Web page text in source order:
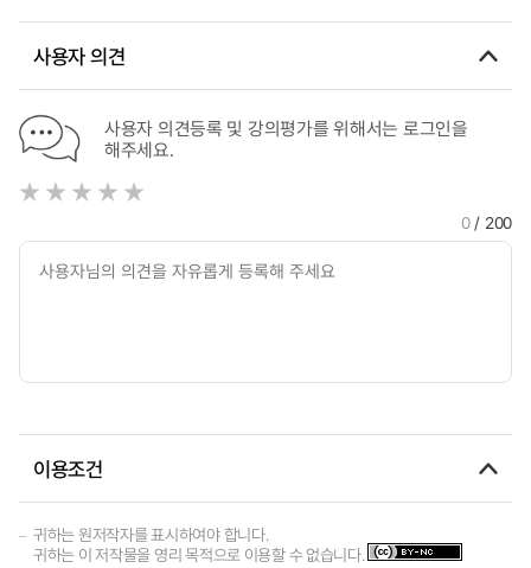
Occurs Between a Married Couple: Focused on Kohut’s
사용자 의견
사용자 의견등록 및 강의평가를 위해서는 로그인을
해주세요.
0/ 200
이용조건
귀하는 원저작자를 표시하여야 합니다.
귀하는 이 저작물을 영리 목적으로 이용할 수 없습니다.